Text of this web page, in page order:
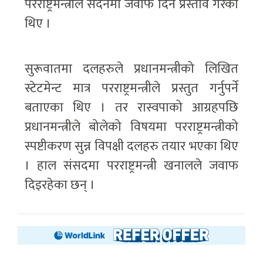
परराष्ट्रमन्त्रीले सदनमा जवाफ दिने प्रस्ताव गरेका
थिए ।
सुरूवातमा दलहरुले प्रधानमन्त्रीको लिखित
स्टेटमेन्ट मात्र परराष्ट्रमन्त्रीले प्रस्तुत गर्नुपर्ने
बताएका थिए । तर रास्वपाको आग्रहपछि
प्रधानमन्त्रीले बोलेको विषयमा परराष्ट्रमन्त्रीको
स्पष्टीकरण सुन्न विपक्षी दलहरु तयार भएका थिए
। हाल संसदमा परराष्ट्रमन्त्री खनालले जवाफ
दिइरहेका छन् ।